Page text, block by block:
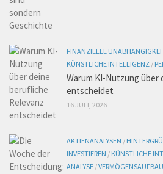
FINANZIELLE
KÜNSTLICHE INTELLIGENZ /
Warum KI-Nutzung über
entscheidet
16 JULI, 2026
AKTIENANALYSEN /
INVESTIEREN / KÜNSTLICHE
ANALYSE /VERMÖGENSAUFBAU